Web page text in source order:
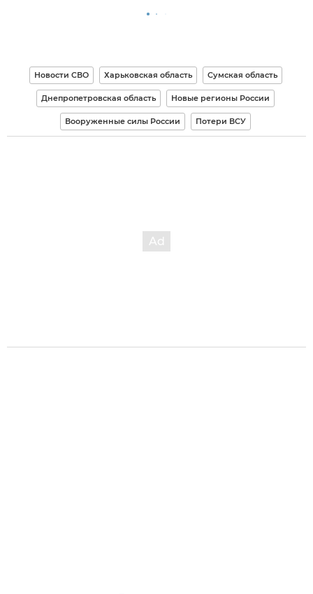
Новости СВО Харьковская область Сумская область
Днепропетровская область Новые регионы России
Вооруженные силы России Потери ВСУ